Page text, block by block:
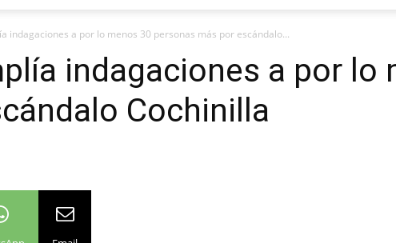
indagaciones a por lo menos 30 personas más por escándalo...
indagaciones a por lo
Cochinilla